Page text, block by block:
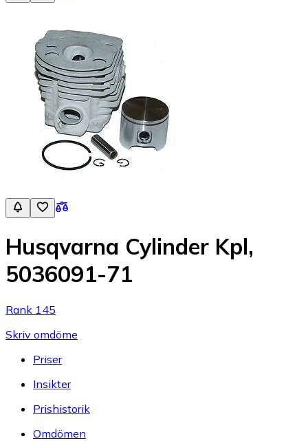
Husqvarna Cylinder Kpl,
5036091-71
Rank 145
Skriv omdöme
Priser
Insikter
Prishistorik
Omdömen